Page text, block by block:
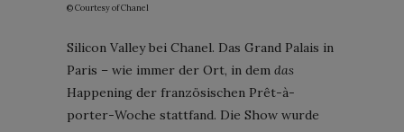
© Courtesy of Chanel
Silicon Valley bei Chanel. Das Grand Palais in
Paris – wie immer der Ort, in dem das
Happening der französischen Prêt-à-
porter-Woche stattfand. Die Show wurde